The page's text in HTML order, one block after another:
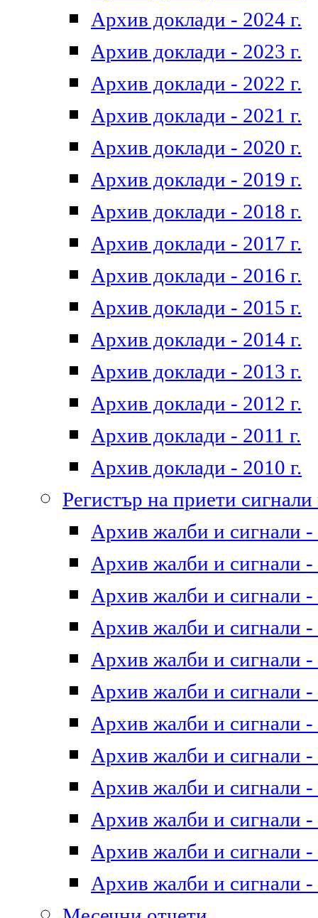
Архив доклади - 2024 г.
Архив доклади - 2023 г.
Архив доклади - 2022 г.
Архив доклади - 2021 г.
Архив доклади - 2020 г.
Архив доклади - 2019 г.
Архив доклади - 2018 г.
Архив доклади - 2017 г.
Архив доклади - 2016 г.
Архив доклади - 2015 г.
Архив доклади - 2014 г.
Архив доклади - 2013 г.
Архив доклади - 2012 г.
Архив доклади - 2011 г.
Архив доклади - 2010 г.
Регистър на приети
Архив жалби и сигнали -
Архив жалби и сигнали -
Архив жалби и сигнали -
Архив жалби и сигнали -
Архив жалби и сигнали -
Архив жалби и сигнали -
Архив жалби и сигнали -
Архив жалби и сигнали -
Архив жалби и сигнали -
Архив жалби и сигнали -
Архив жалби и сигнали -
Архив жалби и сигнали -